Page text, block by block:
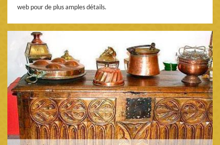
web pour de plus amples détails.